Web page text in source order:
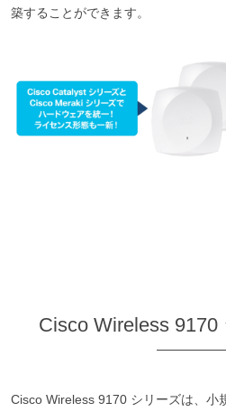
築することができます。
Cisco Wireless
Cisco Wireless 9170 シリーズは、小